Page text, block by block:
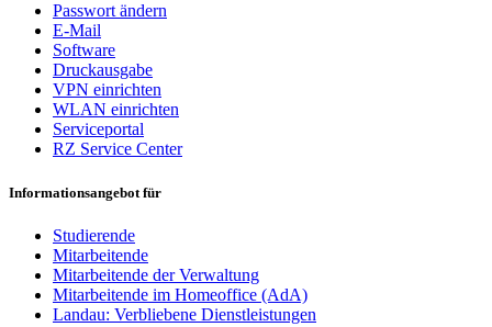
Passwort ändern
E-Mail
Software
Druckausgabe
VPN einrichten
WLAN einrichten
Serviceportal
RZ Service Center
Informationsangebot für
Studierende
Mitarbeitende
Mitarbeitende der Verwaltung
Mitarbeitende im Homeoffice (AdA)
Landau: Verbliebene Dienstleistungen